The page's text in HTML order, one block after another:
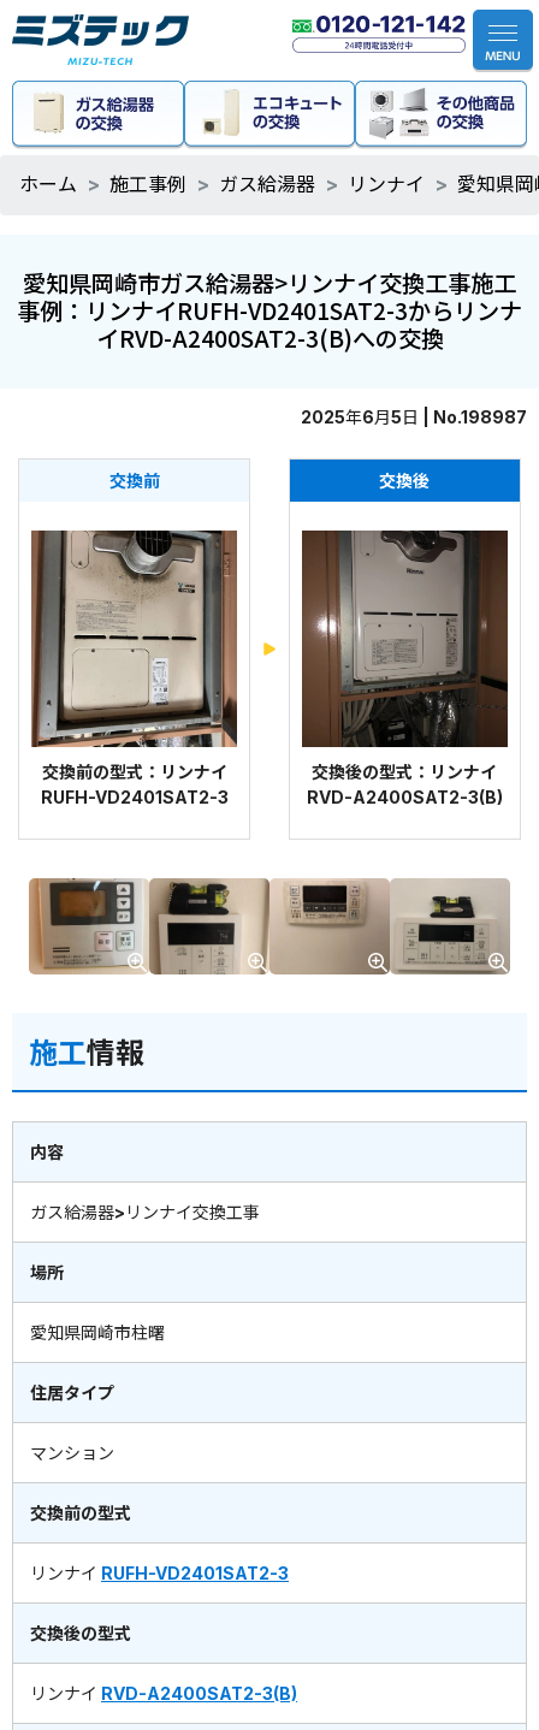
ホーム 施工事例 ガス給湯器 リンナイ 愛知県
愛知県岡崎市ガス給湯器>リンナイ交換工事施工
事例：リンナイRUFH-VD2401SAT2-3からリンナ
イRVD-A2400SAT2-3(B)への交換
2025年6月5日 | No.198987
交換前
交換前の型式：リンナイ
RUFH-VD2401SAT2-3
交換後
交換後の型式：リンナイ
RVD-A2400SAT2-3(B)
施工情報
内容
ガス給湯器>リンナイ交換工事
場所
愛知県岡崎市柱曙
住居タイプ
マンション
交換前の型式
リンナイ RUFH-VD2401SAT2-3
交換後の型式
リンナイ RVD-A2400SAT2-3(B)